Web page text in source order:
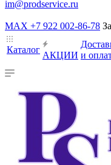
im@prodservice.ru
MAX +7 922 002-86-78
Каталог
АКЦИИ и